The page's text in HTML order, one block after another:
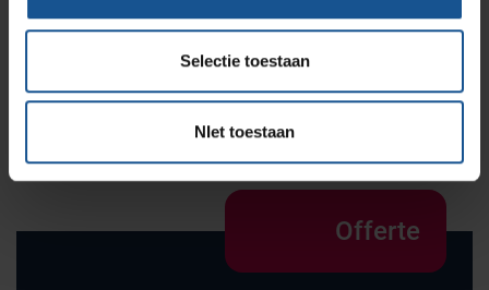
Selectie toestaan
NIet toestaan
Plateau afmeting 625x885mm, Plateau afmeting
Wiel diameter
Offerte